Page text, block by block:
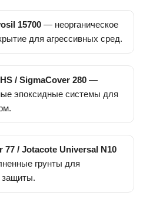
15700 — неорганическое
для агрессивных сред.
/ SigmaCover 280 —
эпоксидные системы для
77 / Jotacote Universal N10
грунты для
защиты.